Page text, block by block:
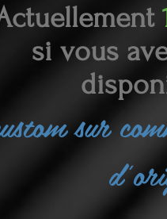
si vous
sur